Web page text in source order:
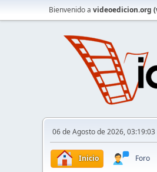
Bienvenido a videoedicion.org
06 de Agosto de 2026, 03:19:03
Inicio Foro